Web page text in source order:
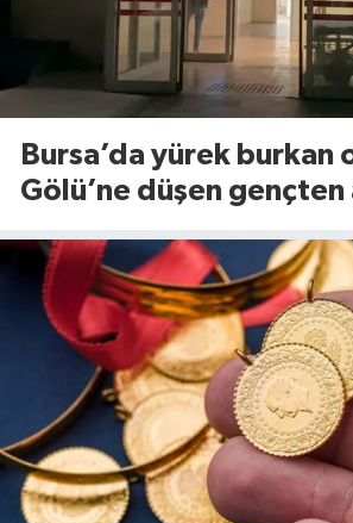
Bursa’da yürek burkan
Gölü’ne düşen gençten